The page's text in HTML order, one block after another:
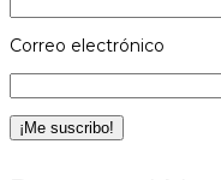
Correo electrónico